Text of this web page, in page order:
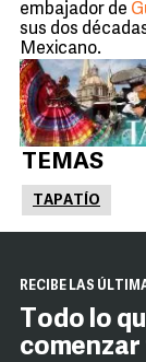
embajador de
sus dos
Mexicano.
TEMAS
TAPATÍO
RECIBE LAS
Todo lo
comenzar